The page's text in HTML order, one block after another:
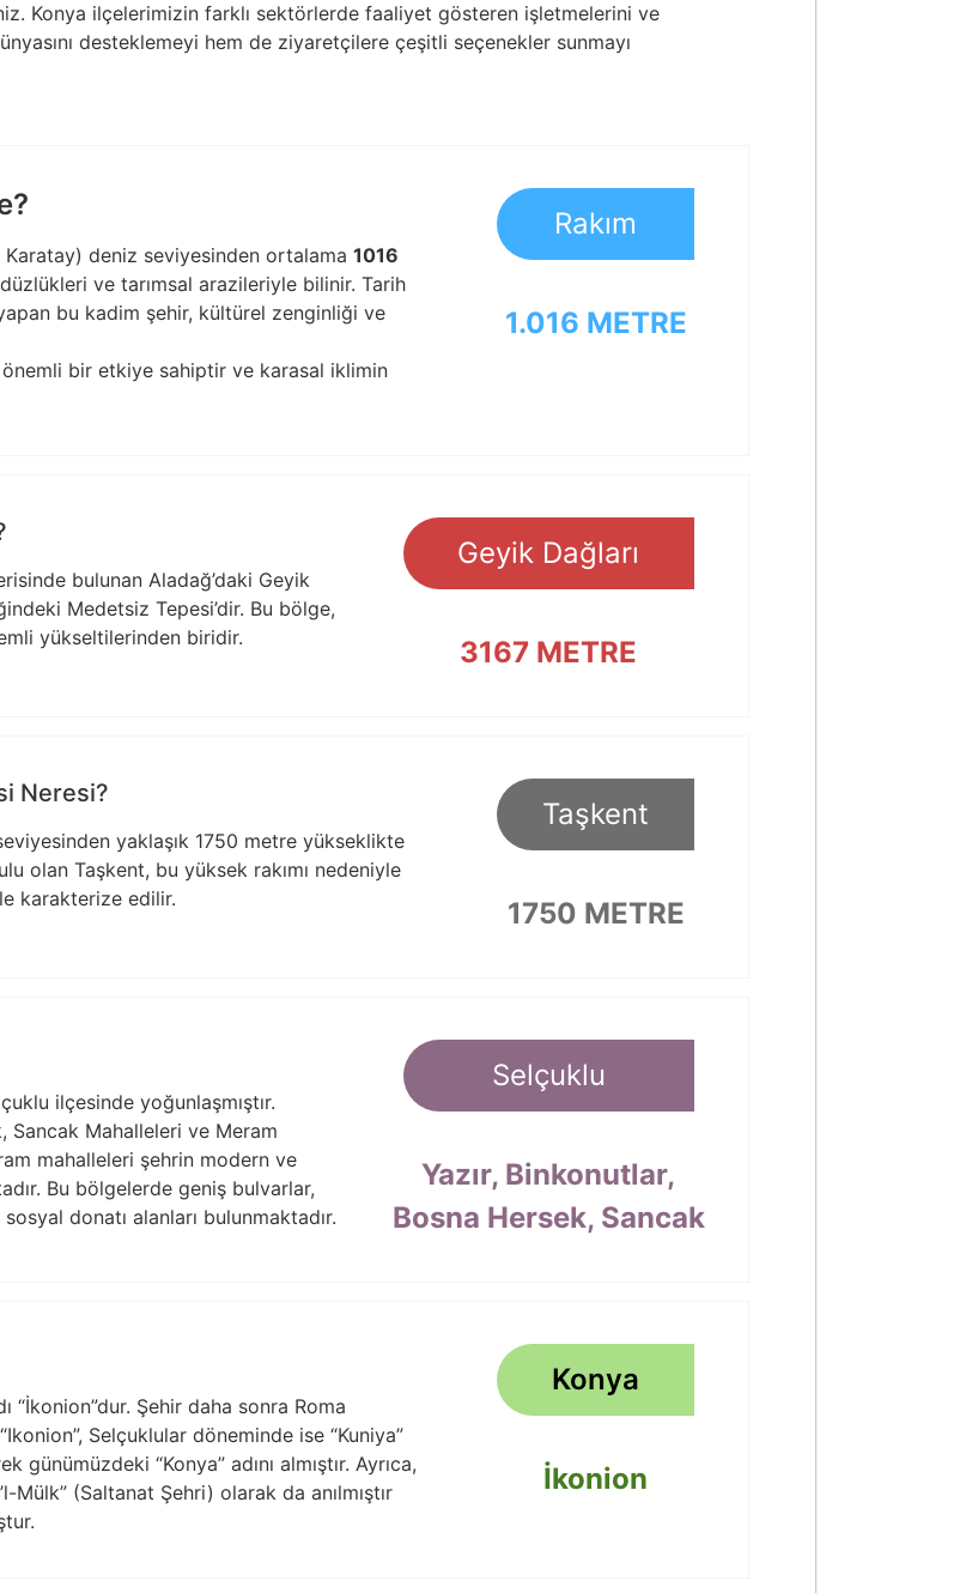
Konya ilçelerimizin farklı sektörlerde faaliyet gösteren işletmelerini ve
desteklemeyi hem de ziyaretçilere çeşitli seçenekler sunmayı
deniz seviyesinden ortalama 1016
ve tarımsal arazileriyle bilinir. Tarih
bu kadim şehir, kültürel zenginliği ve
bir etkiye sahiptir ve karasal iklimin
Rakım
1.016 METRE
bulunan Aladağ’daki Geyik
Medetsiz Tepesi’dir. Bu bölge,
yükseltilerinden biridir.
Geyik Dağları
3167 METRE
Neresi?
yaklaşık 1750 metre yükseklikte
olan Taşkent, bu yüksek rakımı nedeniyle
karakterize edilir.
Taşkent
1750 METRE
ilçesinde yoğunlaşmıştır.
Sancak Mahalleleri ve Meram
mahalleleri şehrin modern ve
Bu bölgelerde geniş bulvarlar,
donatı alanları bulunmaktadır.
Selçuklu
Yazır, Binkonutlar,
Bosna Hersek, Sancak
“İkonion”dur. Şehir daha sonra Roma
Selçuklular döneminde ise “Kuniya”
günümüzdeki “Konya” adını almıştır. Ayrıca,
(Saltanat Şehri) olarak da anılmıştır
Konya
İkonion